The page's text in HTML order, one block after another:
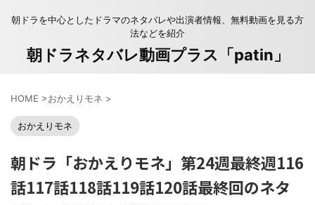
朝ドラを中心としたドラマのネタバレや出演者情報、無料動画を見る方
法などを紹介
朝ドラネタバレ動画プラス「patin」
HOME >おかえりモネ >
おかえりモネ
朝ドラ「おかえりモネ」第24週最終週116
話117話118話119話120話最終回のネタ